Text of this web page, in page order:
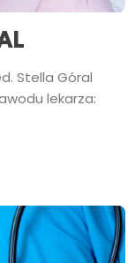
Stella Góral
lekarza: